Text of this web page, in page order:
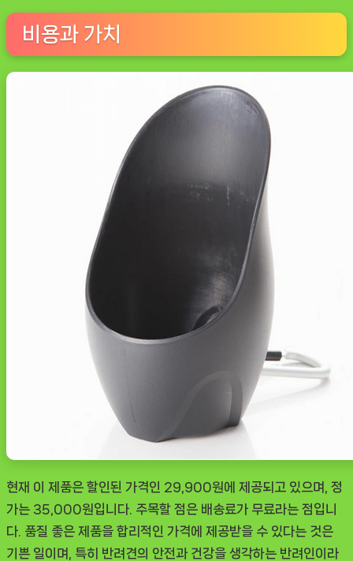
비용과 가치
현재 이 제품은 할인된 가격인 29,900원에 제공되고 있으며, 정
가는 35,000원입니다. 주목할 점은 배송료가 무료라는 점입니
다. 품질 좋은 제품을 합리적인 가격에 제공받을 수 있다는 것은
기쁜 일이며, 특히 반려견의 안전과 건강을 생각하는 반려인이라